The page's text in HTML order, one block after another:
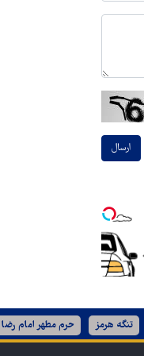
ارسال
تنگه هرمز حرم مطهر امام